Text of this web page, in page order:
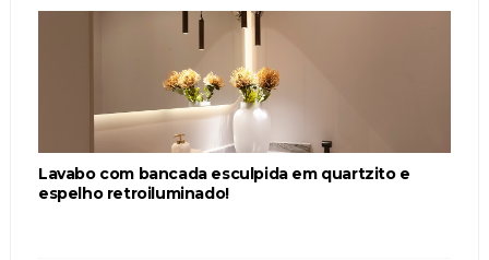
Lavabo com bancada esculpida em quartzito e
espelho retroiluminado!